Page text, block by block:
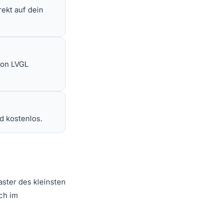
auf dein
LVGL
kostenlos.
des kleinsten
im